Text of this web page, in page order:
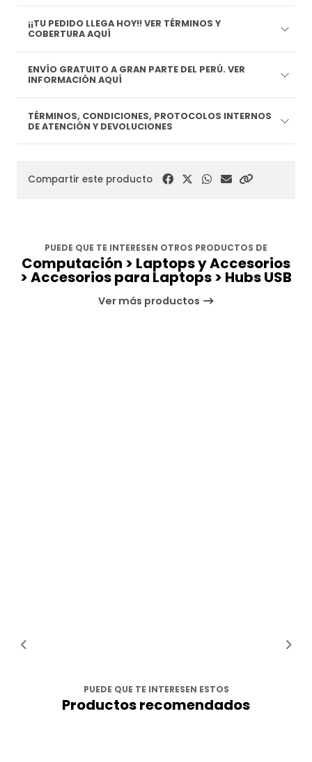
¡¡TU PEDIDO LLEGA HOY!! VER TÉRMINOS Y
COBERTURA AQUÍ
ENVÍO GRATUITO A GRAN PARTE DEL PERÚ. VER
INFORMACIÓN AQUÍ
TÉRMINOS, CONDICIONES, PROTOCOLOS INTERNOS
DE ATENCIÓN Y DEVOLUCIONES
Compartir este producto
PUEDE QUE TE INTERESEN OTROS PRODUCTOS DE
Computación > Laptops y Accesorios
> Accesorios para Laptops > Hubs USB
Ver más productos
PUEDE QUE TE INTERESEN ESTOS
Productos recomendados